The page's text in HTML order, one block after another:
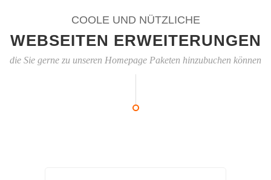
COOLE UND NÜTZLICHE
WEBSEITEN ERWEITERUNGEN
die Sie gerne zu unseren Homepage Paketen hinzubuchen können